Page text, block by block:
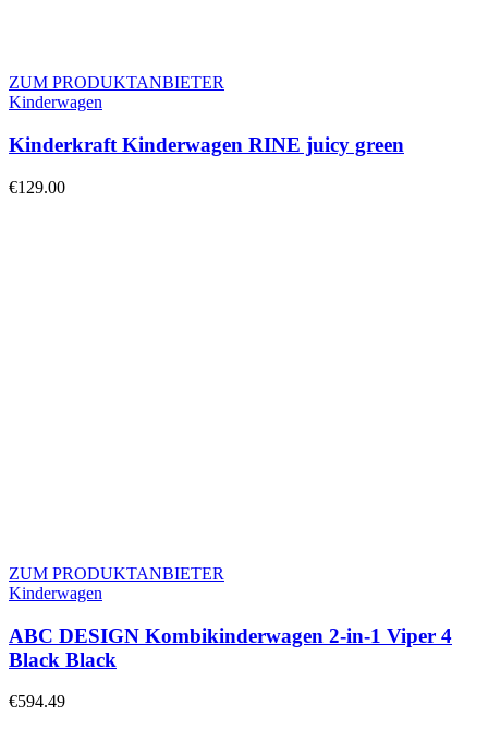
ZUM PRODUKTANBIETER
Kinderwagen
Kinderkraft Kinderwagen RINE juicy green
€129.00
ZUM PRODUKTANBIETER
Kinderwagen
ABC DESIGN Kombikinderwagen 2-in-1 Viper 4
Black Black
€594.49